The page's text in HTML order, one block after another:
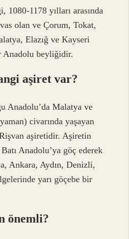
1178 yılları arasında
olan ve Çorum, Tokat,
Elazığ ve Kayseri
Anadolu beyliğidir.
aşiret var?
Anadolu’da Malatya ve
civarında yaşayan
aşiretidir. Aşiretin
Anadolu’ya göç ederek
Ankara, Aydın, Denizli,
yarı göçebe bir
önemli?